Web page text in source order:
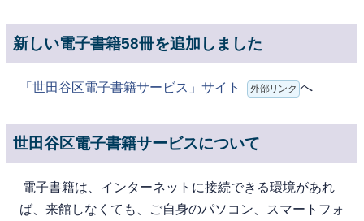
新しい電子書籍58冊を追加しました
「世田谷区電子書籍サービス」サイト 外部リンク へ
世田谷区電子書籍サービスについて
電⼦書籍は、インターネットに接続できる環境があれ
ば、来館しなくても、ご⾃⾝のパソコン、スマートフォ